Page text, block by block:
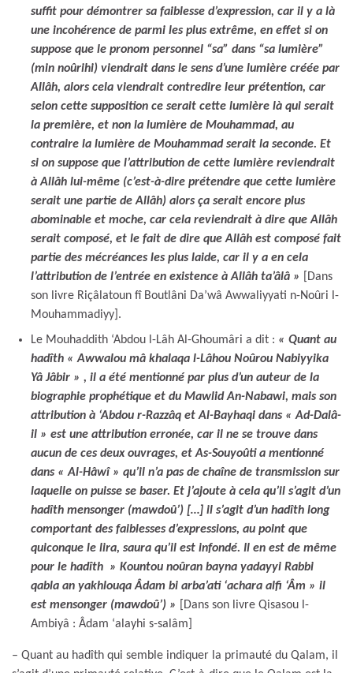
suffit pour démontrer sa faiblesse d’expression, car il y a là
une incohérence de parmi les plus extrême, en effet si on
suppose que le pronom personnel “sa” dans “sa lumière”
(min noûrihi) viendrait dans le sens d’une lumière créée par
Allâh, alors cela viendrait contredire leur prétention, car
selon cette supposition ce serait cette lumière là qui serait
la première, et non la lumière de Mouhammad, au
contraire la lumière de Mouhammad serait la seconde. Et
si on suppose que l’attribution de cette lumière reviendrait
à Allâh lui-même (c’est-à-dire prétendre que cette lumière
serait une partie de Allâh) alors ça serait encore plus
abominable et moche, car cela reviendrait à dire que Allâh
serait composé, et le fait de dire que Allâh est composé fait
partie des mécréances les plus laide, car il y a en cela
l’attribution de l’entrée en existence à Allâh ta’âlâ »
[Dans
son livre Riçâlatoun fî Boutlâni Da’wâ Awwaliyyati n-Noûri l-
Mouhammadiyy].
Le Mouhaddith ‘Abdou l-Lâh Al-Ghoumâri a dit : « Quant au
hadîth « Awwalou mâ khalaqa l-Lâhou Noûrou Nabiyyika
Yâ Jâbir » , il a été mentionné par plus d’un auteur de la
biographie prophétique et du Mawlid An-Nabawi, mais son
attribution à ‘Abdou r-Razzâq et Al-Bayhaqi dans « Ad-Dalâ-
il » est une attribution erronée, car il ne se trouve dans
aucun de ces deux ouvrages, et As-Souyoûti a mentionné
dans « Al-Hâwî » qu’il n’a pas de chaîne de transmission sur
laquelle on puisse se baser. Et j’ajoute à cela qu’il s’agit d’un
hadîth mensonger (mawdoû’) […] il s’agit d’un hadîth long
comportant des faiblesses d’expressions, au point que
quiconque le lira, saura qu’il est infondé. Il en est de même
pour le hadîth » Kountou noûran bayna yadayyi Rabbi
qabla an yakhlouqa Âdam bi arba’ati ‘achara alfi ‘Âm » il
est mensonger (mawdoû’) »
[Dans son livre Qisasou l-
Ambiyâ : Âdam ‘alayhi s-salâm]
– Quant au hadîth qui semble indiquer la primauté du Qalam, il